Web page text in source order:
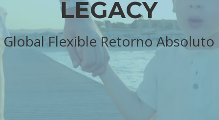
Global Flexible Retorno Absoluto
LEGACY